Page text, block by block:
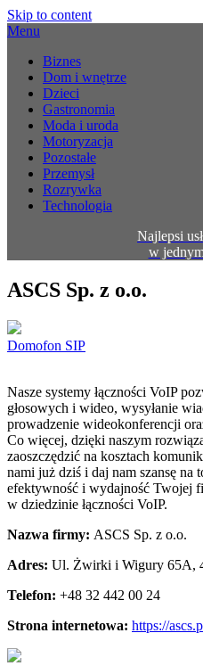
Skip to content
Menu
Biznes
Dom i wnętrze
Dzieci
Gastronomia
Moda i uroda
Motoryzacja
Pozostałe
Przemysł
Rozrywka
Technologia
Najlepsi
w
ASCS Sp. z o.o.
Domofon SIP
Nasze systemy łączności VoIP
głosowych i wideo, wysyłanie
prowadzenie wideokonferencji
Co więcej, dzięki naszym
zaoszczędzić na kosztach
nami już dziś i daj nam szansę
efektywność i wydajność Twojej
w dziedzinie łączności VoIP.
Nazwa firmy: ASCS Sp. z o.o.
Adres: Ul. Żwirki i Wigury 65A,
Telefon: +48 32 442 00 24
Strona internetowa: https://